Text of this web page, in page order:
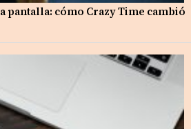
pantalla: cómo Crazy Time cambió